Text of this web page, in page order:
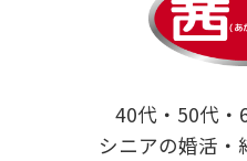
40代・50代・
シニアの婚活・